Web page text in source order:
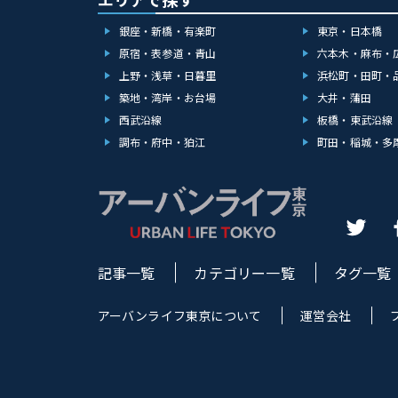
銀座・新橋・有楽町 東京・日本橋
原宿・表参道・青山
六本木・麻布・
上野・浅草・日暮里
浜松町・田町・
築地・湾岸・お台場
大井・蒲田
西武沿線
板橋・東武沿線
調布・府中・狛江
町田・稲城・多
記事一覧 カテゴリー一覧 タグ一覧
アーバンライフ東京について 運営会社